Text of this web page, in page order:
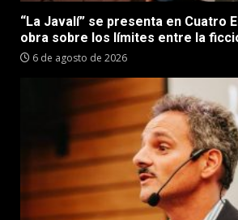
“La Javalí” se presenta en Cuatro
obra sobre los límites entre la
6 de agosto de 2026